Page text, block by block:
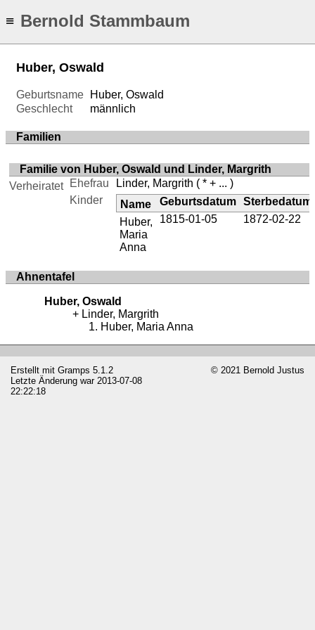
≡ Bernold Stammbaum
Huber, Oswald
Geburtsname
Huber, Oswald
Geschlecht
männlich
Familien
Familie von Huber, Oswald und Linder, Margrith
Verheiratet
Ehefrau Linder, Margrith ( * + ... )
Kinder
Name Geburtsdatum Sterbedatum
Huber,
Maria
Anna
1815-01-05 1872-02-22
Ahnentafel
Huber, Oswald
Linder, Margrith
Huber, Maria Anna
Erstellt mit Gramps 5.1.2
Letzte Änderung war 2013-07-08
22:22:18
© 2021 Bernold Justus